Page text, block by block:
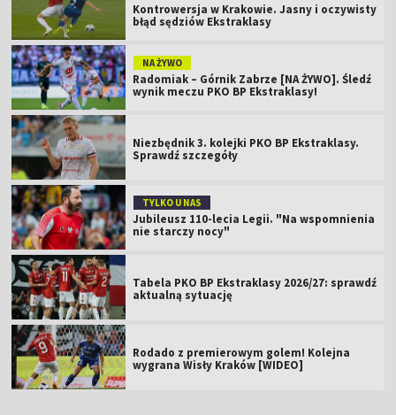
Kontrowersja w Krakowie. Jasny i oczywisty
błąd sędziów Ekstraklasy
NA ŻYWO
Radomiak – Górnik Zabrze [NA ŻYWO]. Śledź
wynik meczu PKO BP Ekstraklasy!
Niezbędnik 3. kolejki PKO BP Ekstraklasy.
Sprawdź szczegóły
TYLKO U NAS
Jubileusz 110-lecia Legii. "Na wspomnienia
nie starczy nocy"
Tabela PKO BP Ekstraklasy 2026/27: sprawdź
aktualną sytuację
Rodado z premierowym golem! Kolejna
wygrana Wisły Kraków [WIDEO]